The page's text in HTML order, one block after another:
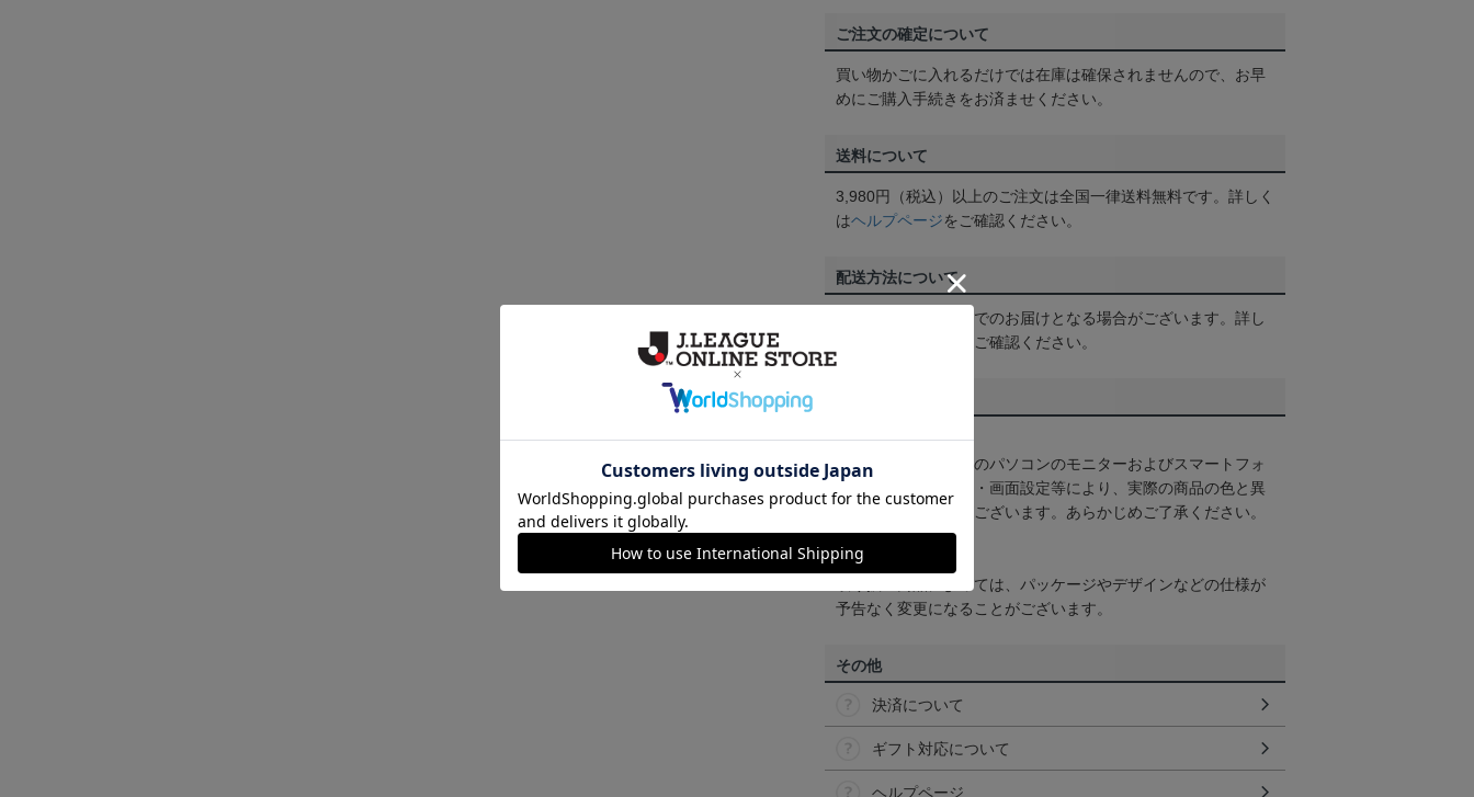
ご注文の確定について
買い物かごに入れるだけでは在庫は確保されませんので、お早
めにご購入手続きをお済ませください。
送料について
3,980円（税込）以上のご注文は全国一律送料無料です。詳しく
はヘルプページをご確認ください。
配送方法について
一部商品はメール便でのお届けとなる場合がございます。詳し
をご確認ください。
【カラーについて】
商品画像は、お使いのパソコンのモニターおよびスマートフォ
ンのメーカー・機種・画面設定等により、実際の商品の色と異
なって見える場合がございます。あらかじめご了承ください。
【仕様について】
取り扱い商品によっては、パッケージやデザインなどの仕様が
予告なく変更になることがございます。
その他
決済について
ギフト対応について
ヘルプページ